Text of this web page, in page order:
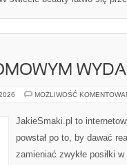
MOŻLIWOŚĆ
JakieSmaki.pl to
powstał po to, by dawać
zamieniać zwykłe posiłki